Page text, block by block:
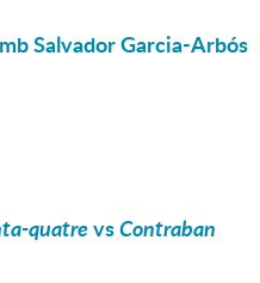
Salvador Garcia-Arbós
quatrevsContraban